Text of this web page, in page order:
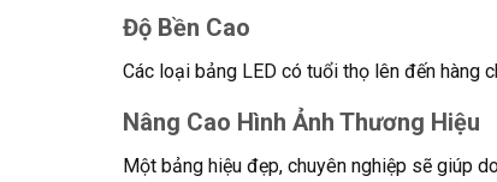
Độ Bền Cao
Các loại bảng LED có tuổi thọ lên đến hàng
Nâng Cao Hình Ảnh Thương Hiệu
Một bảng hiệu đẹp, chuyên nghiệp sẽ giúp